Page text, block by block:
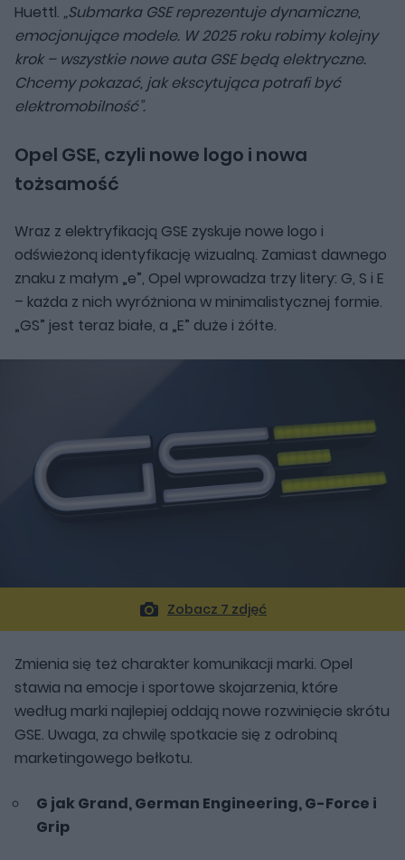
Huettl. „Submarka GSE reprezentuje dynamiczne,
emocjonujące modele. W 2025 roku robimy kolejny
krok – wszystkie nowe auta GSE będą elektryczne.
Chcemy pokazać, jak ekscytująca potrafi być
elektromobilność”.
Opel GSE, czyli nowe logo i nowa
tożsamość
Wraz z elektryfikacją GSE zyskuje nowe logo i
odświeżoną identyfikację wizualną. Zamiast dawnego
znaku z małym „e”, Opel wprowadza trzy litery: G, S i E
– każda z nich wyróżniona w minimalistycznej formie.
„GS” jest teraz białe, a „E” duże i żółte.
Zobacz 7 zdjęć
Zmienia się też charakter komunikacji marki. Opel
stawia na emocje i sportowe skojarzenia, które
według marki najlepiej oddają nowe rozwinięcie skrótu
GSE. Uwaga, za chwilę spotkacie się z odrobiną
marketingowego bełkotu.
G jak Grand, German Engineering, G-Force i
Grip